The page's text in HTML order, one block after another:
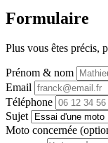
Formulaire
Plus vous êtes précis,
Prénom & nom
Email
Téléphone
Sujet
Moto concernée